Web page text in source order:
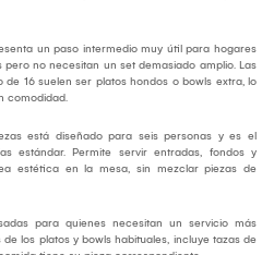
un paso intermedio muy útil para hogares
no necesitan un set demasiado amplio. Las
16 suelen ser platos hondos o bowls extra, lo
comodidad.
está diseñado para seis personas y es el
estándar. Permite servir entradas, fondos y
estética en la mesa, sin mezclar piezas de
para quienes necesitan un servicio más
los platos y bowls habituales, incluye tazas de